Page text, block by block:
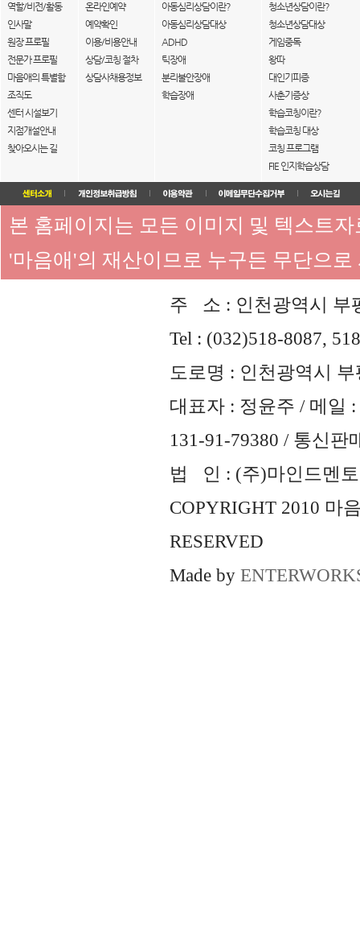
역할/비전/활동
인사말
원장 프로필
전문가 프로필
마음애의 특별함
조직도
센터 시설보기
지점개설안내
찾아오시는 길
온라인예약
예약확인
이용/비용안내
상담/코칭 절차
상담사채용정보
아동심리상담이란?
아동심리상담대상
ADHD
틱장애
분리불안장애
학습장애
청소년상담이란?
청소년상담대상
게임중독
왕따
대인기피증
사춘기증상
학습코칭이란?
학습코칭 대상
코칭 프로그램
FIE 인지학습상담
본 홈페이지는 모든 이미지 및 텍스트
'마음애'의 재산이므로 누구든 무단으
주 소 : 인천광역시 부
Tel : (032)518-8087,
도로명 : 인천광역시
대표자 : 정윤주 / 메일 :
131-91-79380 / 통신판
법 인 : (주)마인드멘토
COPYRIGHT 2010 마
RESERVED
Made by